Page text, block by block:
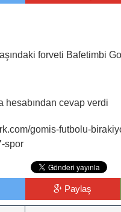
forveti Bafetimbi
hesabından cevap verdi
gomis-futbolu-
spor
Paylaş